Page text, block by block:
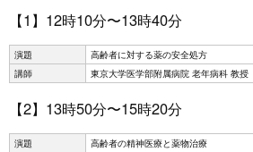
【1】12時10分〜13時40分
演題
高齢者に対する薬の安全処方
講師
東京大学医学部附属病院 老年病科 教
【2】13時50分〜15時20分
演題
高齢者の精神医療と薬物治療